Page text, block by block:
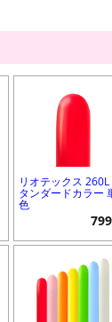
リオテックス 260L
タンダードカラー
色